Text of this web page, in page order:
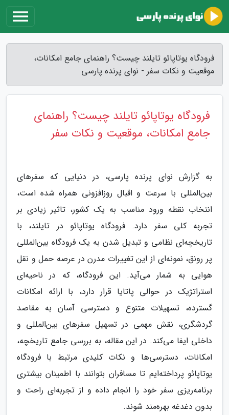
فرودگاه یوتاپائو تایلند چیست؟ راهنمای جامع امکانات،
موقعیت و نکات سفر - نوای پرنده پارسی
فرودگاه یوتاپائو تایلند چیست؟ راهنمای
جامع امکانات، موقعیت و نکات سفر
به گزارش نوای پرنده پارسی، در دنیایی که سفرهای
بین‌المللی با سرعت و اقبال روزافزونی همراه شده است،
انتخاب نقطه ورود مناسب به یک کشور، تاثیر زیادی بر
تجربه کلی سفر دارد. فرودگاه یوتاپائو در تایلند، با
تاریخچه‌ای نظامی و تبدیل شدن به یک فرودگاه بین‌المللی
پر رونق، نمونه‌ای از این تغییرات مدرن در عرصه حمل و نقل
هوایی به شمار می‌آید. این فرودگاه، که در ناحیه‌ای
استراتژیک در حوالی پاتایا قرار دارد، با ارائه امکانات
گسترده، تسهیلات متنوع و دسترسی آسان به مقاصد
گردشگری، نقش مهمی در تسهیل سفرهای بین‌المللی و
داخلی ایفا می‌کند. در این مقاله، به بررسی جامع تاریخچه،
امکانات، دسترسی‌ها و نکات کلیدی مرتبط با فرودگاه
یوتاپائو پرداخته‌ایم تا مسافران بتوانند با اطمینان بیشتری
برنامه‌ریزی سفر خود را انجام داده و از تجربه‌ای راحت و
بدون دغدغه بهره‌مند شوند.